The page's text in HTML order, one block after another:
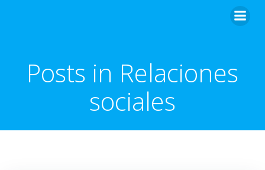
Posts in Relaciones
sociales